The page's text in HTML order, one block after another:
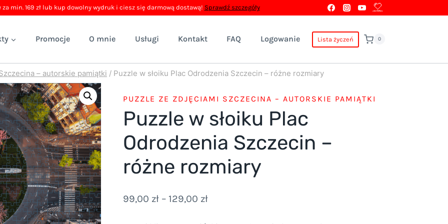
za min. 169 zł lub kup dowolny wydruk i ciesz się darmową dostawą! Sprawdź szczegóły
Promocje O mnie Usługi Kontakt FAQ Logowanie Lista życzeń 0
– autorskie pamiątki / Puzzle w słoiku Plac Odrodzenia Szczecin – różne rozmiary
PUZZLE ZE ZDJĘCIAMI SZCZECINA – AUTORSKIE PAMIĄTKI
Puzzle w słoiku Plac
Odrodzenia Szczecin –
różne rozmiary
99,00 zł – 129,00 złZakres